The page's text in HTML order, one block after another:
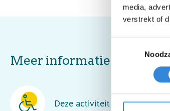
media,
verstrekt of
Meer informatie
Deze activiteit is rolstoel